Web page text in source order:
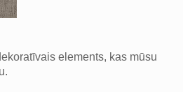
elements, kas mūsu